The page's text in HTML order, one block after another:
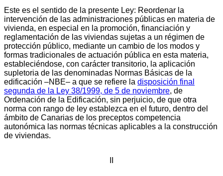
Este es el sentido de la presente Ley: Reordenar la
intervención de las administraciones públicas en materia de
vivienda, en especial en la promoción, financiación y
reglamentación de las viviendas sujetas a un régimen de
protección público, mediante un cambio de los modos y
formas tradicionales de actuación pública en esta materia,
estableciéndose, con carácter transitorio, la aplicación
supletoria de las denominadas Normas Básicas de la
edificación –NBE– a que se refiere la disposición final
segunda de la Ley 38/1999, de 5 de noviembre, de
Ordenación de la Edificación, sin perjuicio, de que otra
norma con rango de ley establezca en el futuro, dentro del
ámbito de Canarias de los preceptos competencia
autonómica las normas técnicas aplicables a la construcción
de viviendas.